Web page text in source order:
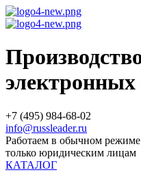
+7 (495) 984-68-02
info@russleader.ru
Работаем в обычном
только юридическим лицам
КАТАЛОГ